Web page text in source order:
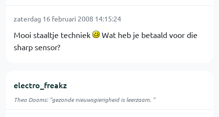
zaterdag 16 februari 2008 14:15:24
Mooi staaltje techniek
Wat heb je betaald voor die
sharp sensor?
electro_freakz
Theo Dooms: "gezonde nieuwsgierigheid is leerzaam. "